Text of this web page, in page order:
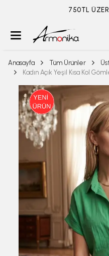
ÜYELİKSİZ SİPARİŞ
Anasayfa Tüm Ürünler
Kadın Açık Yeşil Kısa Kol